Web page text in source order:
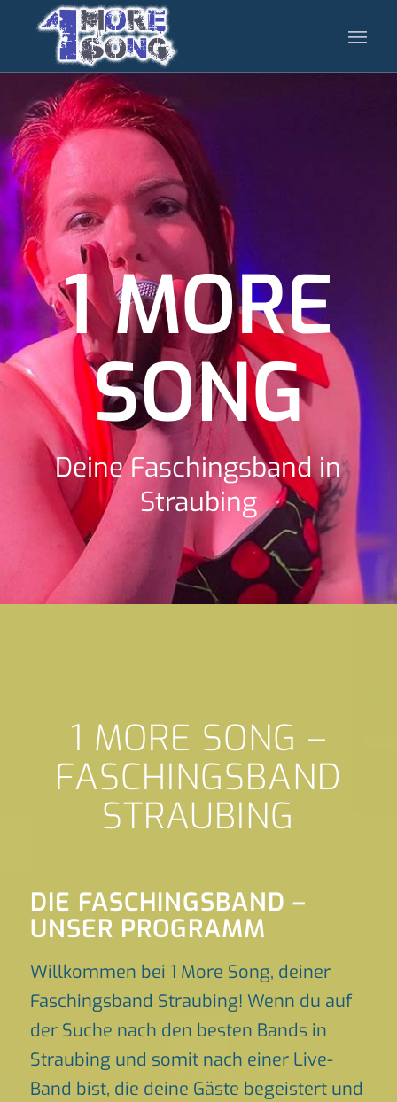
1 MORE
SONG
Deine Faschingsband in
Straubing
1 MORE SONG –
FASCHINGSBAND
STRAUBING
DIE FASCHINGSBAND –
UNSER PROGRAMM
Willkommen bei 1 More Song, deiner
Faschingsband Straubing! Wenn du auf
der Suche nach den besten Bands in
Straubing und somit nach einer Live-
Band bist, die deine Gäste begeistert und